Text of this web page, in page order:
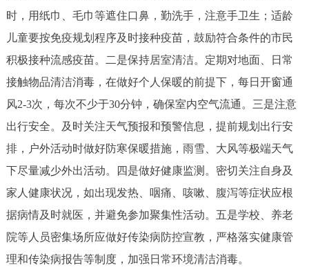
时，用纸巾、毛巾等遮住口鼻，勤洗手，注意手卫生；适龄
儿童要按免疫规划程序及时接种疫苗，鼓励符合条件的市民
积极接种流感疫苗。二是保持居室清洁。定期对地面、日常
接触物品清洁消毒，在做好个人保暖的前提下，每日开窗通
风2-3次，每次不少于30分钟，确保室内空气流通。三是注意
出行安全。及时关注天气预报和预警信息，提前规划出行安
排，户外活动时做好防寒保暖措施，雨雪、大风等极端天气
下尽量减少外出活动。四是做好健康监测。密切关注自身及
家人健康状况，如出现发热、咽痛、咳嗽、腹泻等症状应根
据病情及时就医，并避免参加聚集性活动。五是学校、养老
院等人员密集场所应做好传染病防控宣教，严格落实健康管
理和传染病报告等制度，加强日常环境清洁消毒。